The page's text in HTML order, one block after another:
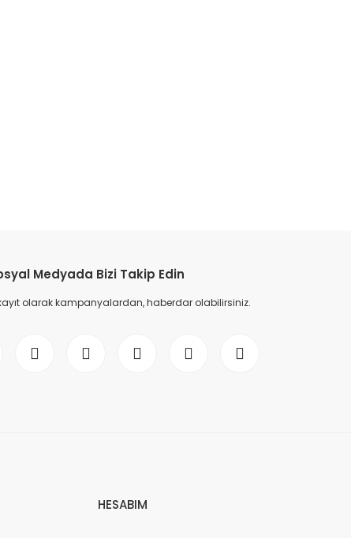
Medyada Bizi Takip Edin
olarak kampanyalardan, haberdar olabilirsiniz.
HESABIM